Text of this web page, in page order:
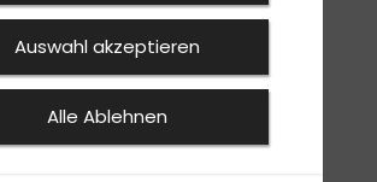
Auswahl akzeptieren
Alle Ablehnen